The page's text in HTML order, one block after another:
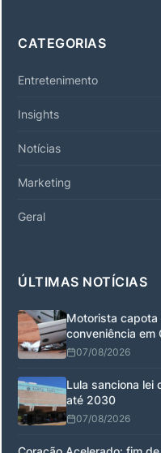
CATEGORIAS
Entretenimento
Insights
Notícias
Marketing
Geral
ÚLTIMAS NOTÍCIAS
Motorista capota
conveniência em
07/08/2026
Lula sanciona lei
até 2030
07/08/2026